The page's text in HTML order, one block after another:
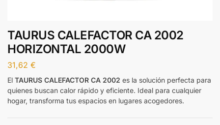
TAURUS CALEFACTOR CA 2002
HORIZONTAL 2000W
31,62 €
El TAURUS CALEFACTOR CA 2002 es la solución perfecta para
quienes buscan calor rápido y eficiente. Ideal para cualquier
hogar, transforma tus espacios en lugares acogedores.